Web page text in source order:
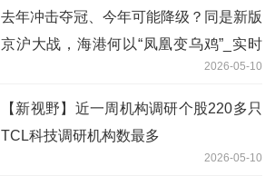
去年冲击夺冠、今年可能降级？同是新版
京沪大战，海港何以“凤凰变乌鸡”_实时
2026-05-10
【新视野】近一周机构调研个股220多只
TCL科技调研机构数最多
2026-05-10